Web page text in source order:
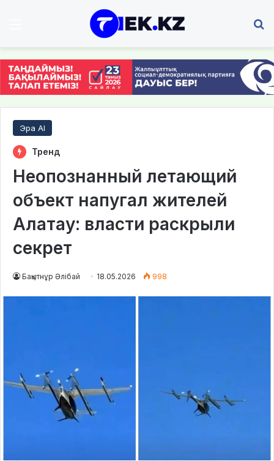
Эра AI
Тренд
Неопознанный летающий
объект напугал жителей
Алатау: власти раскрыли
секрет
Бақытнұр Әлібай 18.05.2026 998